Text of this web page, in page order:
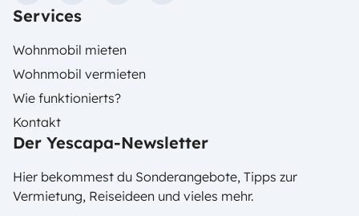
Services
Wohnmobil mieten
Wohnmobil vermieten
Wie funktionierts?
Kontakt
Der Yescapa-Newsletter
Hier bekommest du Sonderangebote, Tipps zur
Vermietung, Reiseideen und vieles mehr.